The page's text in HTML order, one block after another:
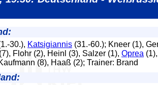
30.), Katsigiannis (31.-60.); Kneer (1),
Flohr (2), Heinl (3), Salzer (1), Oprea
(8), Haaß (2); Trainer: Brand